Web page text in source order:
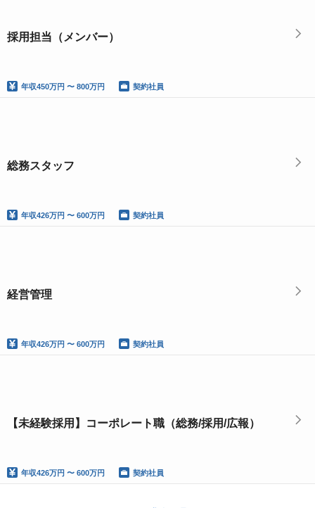
採用担当（メンバー）
年収450万円 〜 800万円 契約社員
総務スタッフ
年収426万円 〜 600万円 契約社員
経営管理
年収426万円 〜 600万円 契約社員
【未経験採用】コーポレート職（総務/採用/広報）
年収426万円 〜 600万円 契約社員